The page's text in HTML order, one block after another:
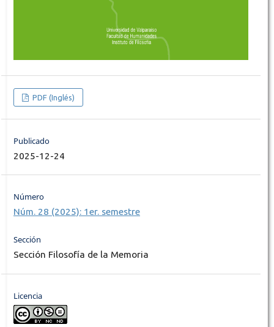
PDF (Inglés)
Publicado
2025-12-24
Número
Núm. 28 (2025): 1er. semestre
Sección
Sección Filosofía de la Memoria
Licencia